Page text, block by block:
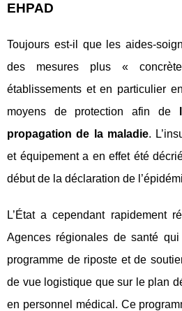
EHPAD
Toujours est-il que les aides-
des mesures plus «
établissements et en particulier
moyens de protection afin de
propagation de la maladie.
et équipement a en effet été
début de la déclaration de
L’État a cependant rapidement
Agences régionales de santé
programme de riposte et de
de vue logistique que sur le plan
en personnel médical. Ce